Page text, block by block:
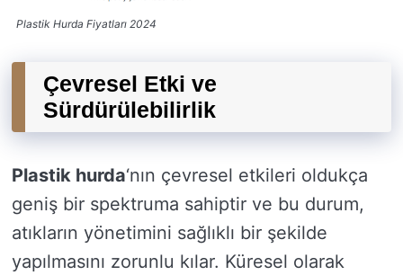
Plastik Hurda Fiyatları 2024
Çevresel Etki ve
Sürdürülebilirlik
Plastik hurda‘nın çevresel etkileri oldukça
geniş bir spektruma sahiptir ve bu durum,
atıkların yönetimini sağlıklı bir şekilde
yapılmasını zorunlu kılar. Küresel olarak